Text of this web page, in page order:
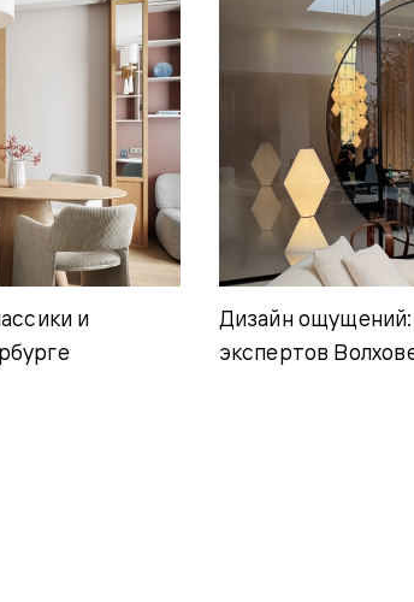
и
Дизайн ощущений:
экспертов